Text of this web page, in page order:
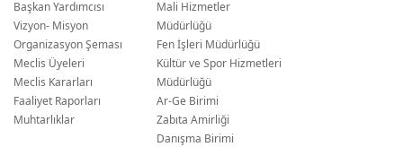
Başkan Yardımcısı
Vizyon- Misyon
Organizasyon Şeması
Meclis Üyeleri
Meclis Kararları
Faaliyet Raporları
Muhtarlıklar
Mali Hizmetler
Müdürlüğü
Fen İşleri Müdürlüğü
Kültür ve Spor Hizmetleri
Müdürlüğü
Ar-Ge Birimi
Zabıta Amirliği
Danışma Birimi